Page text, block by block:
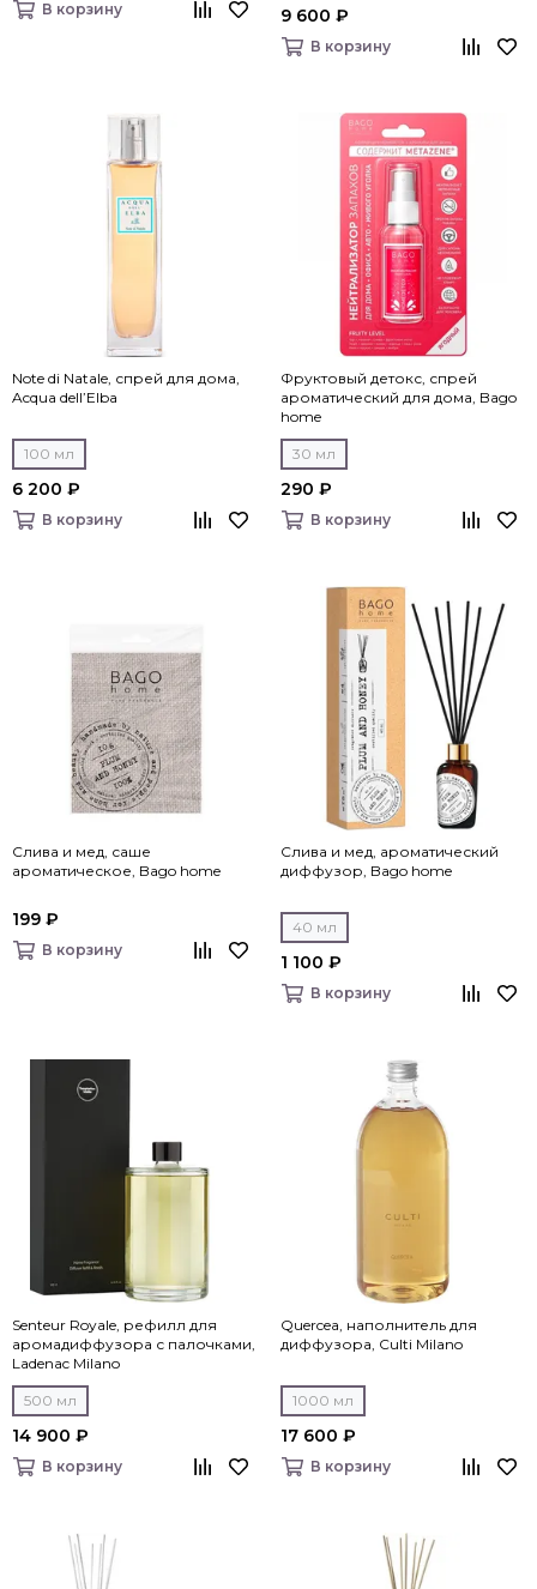
В корзину 9 600 ₽
В корзину
Note di Natale, спрей для дома,
Acqua dell’Elba
100 мл
6 200 ₽
В корзину
Фруктовый детокс, спрей
ароматический для дома, Bago
home
30 мл
290 ₽
В корзину
Слива и мед, саше
ароматическое, Bago home
199 ₽
В корзину
Слива и мед, ароматический
диффузор, Bago home
40 мл
1 100 ₽
В корзину
Senteur Royale, рефилл для
аромадиффузора с палочками,
Ladenac Milano
500 мл
14 900 ₽
В корзину
Quercea, наполнитель для
диффузора, Culti Milano
1000 мл
17 600 ₽
В корзину